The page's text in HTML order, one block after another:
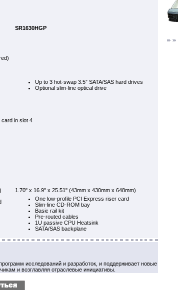
SR1630HGP
Up to 3 hot-swap 3.5” SATA/SAS hard drives
Optional slim-line optical drive
card in slot 4
1.70" x 16.9" x 25.51" (43mm x 430mm x 648mm)
One low-profile PCI Express riser card
Slim-line CD-ROM bay
Basic rail kit
Pre-routed cables
1U passive CPU Heatsink
SATA/SAS backplane
исследований и разработок, и поддерживает новые
и возглавляя отраслевые инициативы.